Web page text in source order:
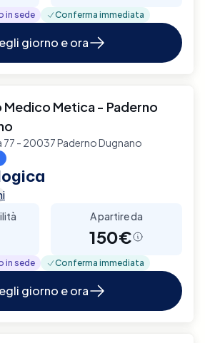
in sede Conferma immediata
giorno e ora
Medico Metica - Paderno
77 - 20037 Paderno Dugnano
A partire da
150€
in sede Conferma immediata
giorno e ora